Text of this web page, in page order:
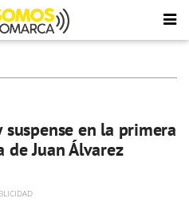
suspense en la primera
de Juan Álvarez